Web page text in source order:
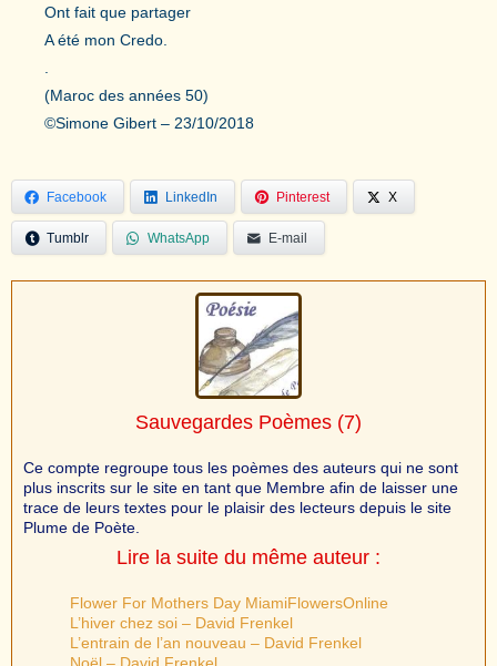
Ont fait que partager
A été mon Credo.
(Maroc des années 50)
©Simone Gibert – 23/10/2018
Facebook LinkedIn Pinterest X
Tumblr WhatsApp E-mail
Sauvegardes Poèmes (7)
Ce compte regroupe tous les poèmes des auteurs qui ne sont
plus inscrits sur le site en tant que Membre afin de laisser une
trace de leurs textes pour le plaisir des lecteurs depuis le site
Plume de Poète.
Lire la suite du même auteur :
Flower For Mothers Day MiamiFlowersOnline
L’hiver chez soi – David Frenkel
L’entrain de l’an nouveau – David Frenkel
Noël – David Frenkel